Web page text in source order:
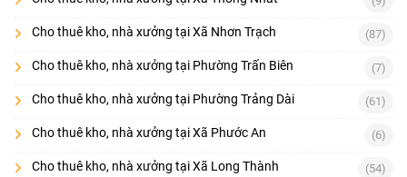
Cho thuê kho, nhà xưởng tại Xã Nhơn Trạch (87)
Cho thuê kho, nhà xưởng tại Phường Trấn Biên (7)
Cho thuê kho, nhà xưởng tại Phường Trảng Dài (61)
Cho thuê kho, nhà xưởng tại Xã Phước An (6)
Cho thuê kho, nhà xưởng tại Xã Long Thành (54)